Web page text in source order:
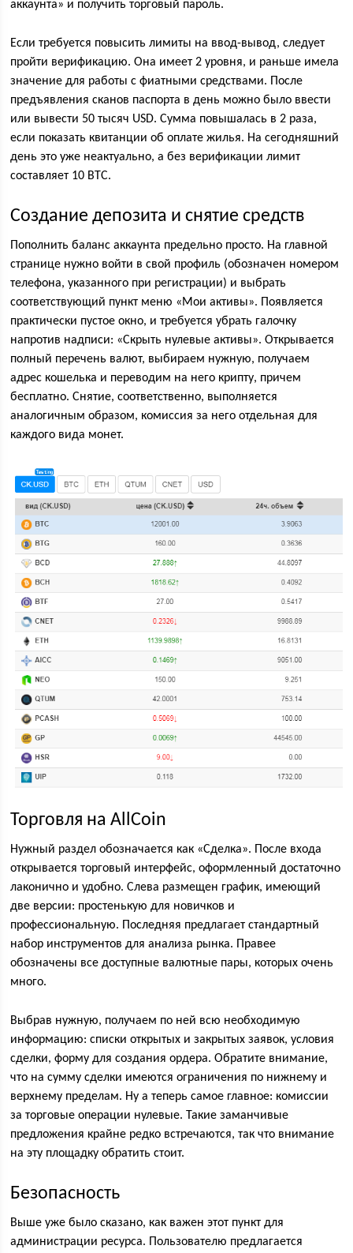
аккаунта» и получить торговый пароль.
Если требуется повысить лимиты на ввод-вывод, следует
пройти верификацию. Она имеет 2 уровня, и раньше имела
значение для работы с фиатными средствами. После
предъявления сканов паспорта в день можно было ввести
или вывести 50 тысяч USD. Сумма повышалась в 2 раза,
если показать квитанции об оплате жилья. На сегодняшний
день это уже неактуально, а без верификации лимит
составляет 10 ВТС.
Создание депозита и снятие средств
Пополнить баланс аккаунта предельно просто. На главной
странице нужно войти в свой профиль (обозначен номером
телефона, указанного при регистрации) и выбрать
соответствующий пункт меню «Мои активы». Появляется
практически пустое окно, и требуется убрать галочку
напротив надписи: «Скрыть нулевые активы». Открывается
полный перечень валют, выбираем нужную, получаем
адрес кошелька и переводим на него крипту, причем
бесплатно. Снятие, соответственно, выполняется
аналогичным образом, комиссия за него отдельная для
каждого вида монет.
Торговля на AllCoin
Нужный раздел обозначается как «Сделка». После входа
открывается торговый интерфейс, оформленный достаточно
лаконично и удобно. Слева размещен график, имеющий
две версии: простенькую для новичков и
профессиональную. Последняя предлагает стандартный
набор инструментов для анализа рынка. Правее
обозначены все доступные валютные пары, которых очень
много.
Выбрав нужную, получаем по ней всю необходимую
информацию: списки открытых и закрытых заявок, условия
сделки, форму для создания ордера. Обратите внимание,
что на сумму сделки имеются ограничения по нижнему и
верхнему пределам. Ну а теперь самое главное: комиссии
за торговые операции нулевые. Такие заманчивые
предложения крайне редко встречаются, так что внимание
на эту площадку обратить стоит.
Безопасность
Выше уже было сказано, как важен этот пункт для
администрации ресурса. Пользователю предлагается